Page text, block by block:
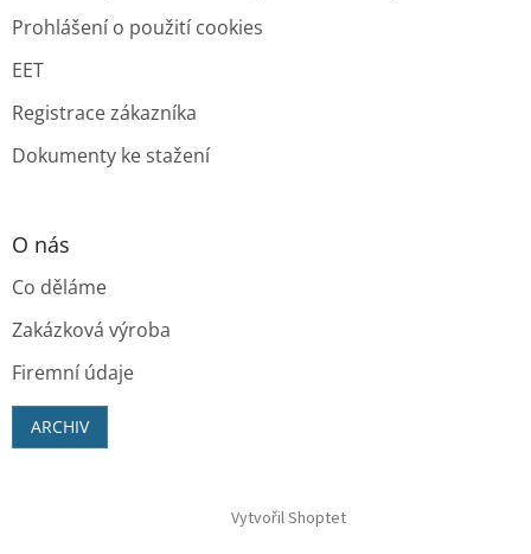
Prohlášení o použití cookies
EET
Registrace zákazníka
Dokumenty ke stažení
O nás
Co děláme
Zakázková výroba
Firemní údaje
ARCHIV
Vytvořil Shoptet